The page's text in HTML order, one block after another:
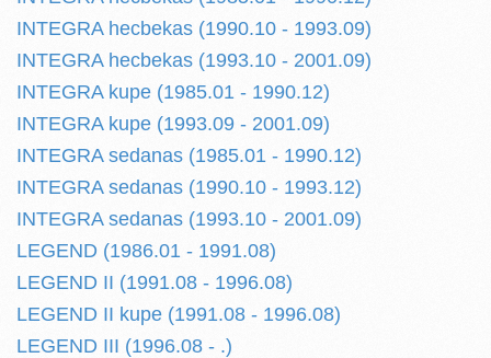
INTEGRA hecbekas (1990.10 - 1993.09)
INTEGRA hecbekas (1993.10 - 2001.09)
INTEGRA kupe (1985.01 - 1990.12)
INTEGRA kupe (1993.09 - 2001.09)
INTEGRA sedanas (1985.01 - 1990.12)
INTEGRA sedanas (1990.10 - 1993.12)
INTEGRA sedanas (1993.10 - 2001.09)
LEGEND (1986.01 - 1991.08)
LEGEND II (1991.08 - 1996.08)
LEGEND II kupe (1991.08 - 1996.08)
LEGEND III (1996.08 - .)